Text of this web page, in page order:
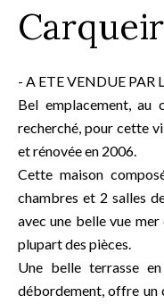
- A ETE VENDUE
Bel emplacement, au
recherché, pour cette
et rénovée en 2006.
Cette maison
chambres et 2 salles
avec une belle vue
plupart des pièces.
Une belle terrasse
débordement, offre un